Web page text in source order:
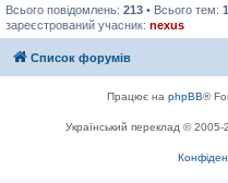
Всього повідомлень: 213 • Всього тем:
зареєстрований учасник: nexus
Список форумів
Працює на phpBB®
Український переклад © 2005-